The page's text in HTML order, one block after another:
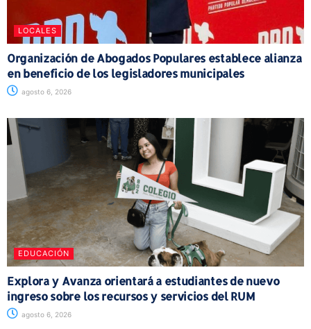
LOCALES
Organización de Abogados Populares establece alianza
en beneficio de los legisladores municipales
agosto 6, 2026
EDUCACIÓN
Explora y Avanza orientará a estudiantes de nuevo
ingreso sobre los recursos y servicios del RUM
agosto 6, 2026